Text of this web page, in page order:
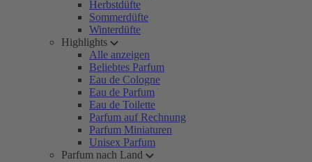
Herbstdüfte
Sommerdüfte
Winterdüfte
Highlights
Alle anzeigen
Beliebtes Parfum
Eau de Cologne
Eau de Parfum
Eau de Toilette
Parfum auf Rechnung
Parfum Miniaturen
Unisex Parfum
Parfum nach Land